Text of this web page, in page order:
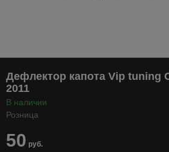
Дефлектор капота Vip tuning
2011
В наличии
Розница
50 руб.